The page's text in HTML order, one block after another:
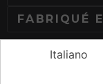
FABRIQUÉ
Italiano